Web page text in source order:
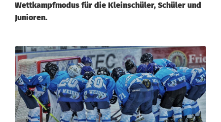
Wettkampfmodus für die Kleinschüler, Schüler und
Junioren.
Y
o
u
n